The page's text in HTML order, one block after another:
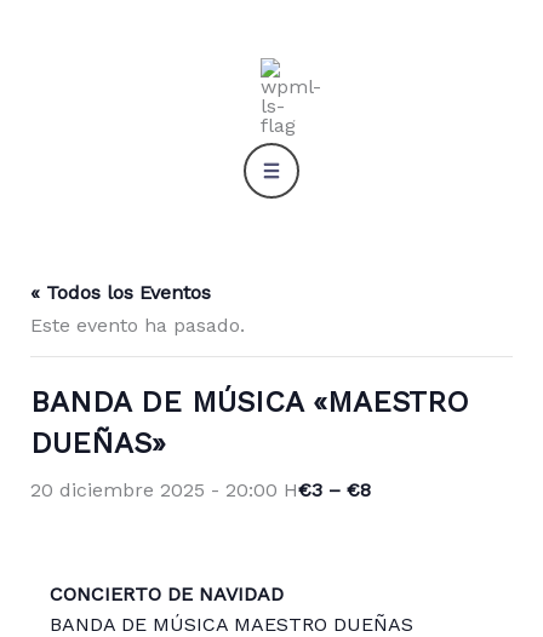
« Todos los Eventos
Este evento ha pasado.
BANDA DE MÚSICA «MAESTRO
DUEÑAS»
20 diciembre 2025 - 20:00 H€3 – €8
CONCIERTO DE NAVIDAD
BANDA DE MÚSICA MAESTRO DUEÑAS